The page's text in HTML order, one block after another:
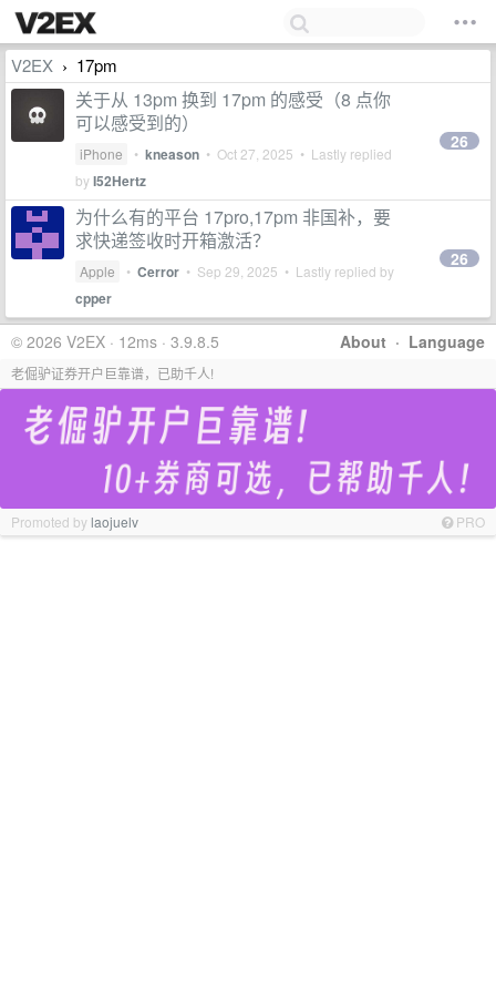
V2EX › 17pm
关于从 13pm 换到 17pm 的感受（8 点你
可以感受到的）
iPhone • kneason • Oct 27, 2025 • Lastly replied
byI52Hertz
26
为什么有的平台 17pro,17pm 非国补，要
求快递签收时开箱激活？
Apple • Cerror • Sep 29, 2025 • Lastly replied by
cpper
26
About · Language
© 2026 V2EX · 12ms · 3.9.8.5
老倔驴证券开户巨靠谱，已助千人!
Promoted bylaojuelv PRO